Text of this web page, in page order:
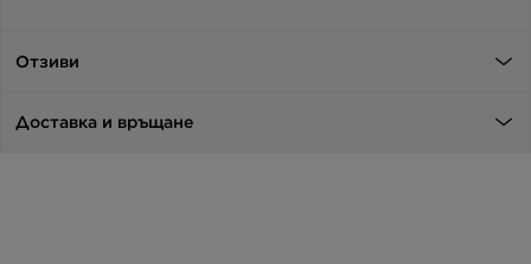
Отзиви
Доставка и връщане